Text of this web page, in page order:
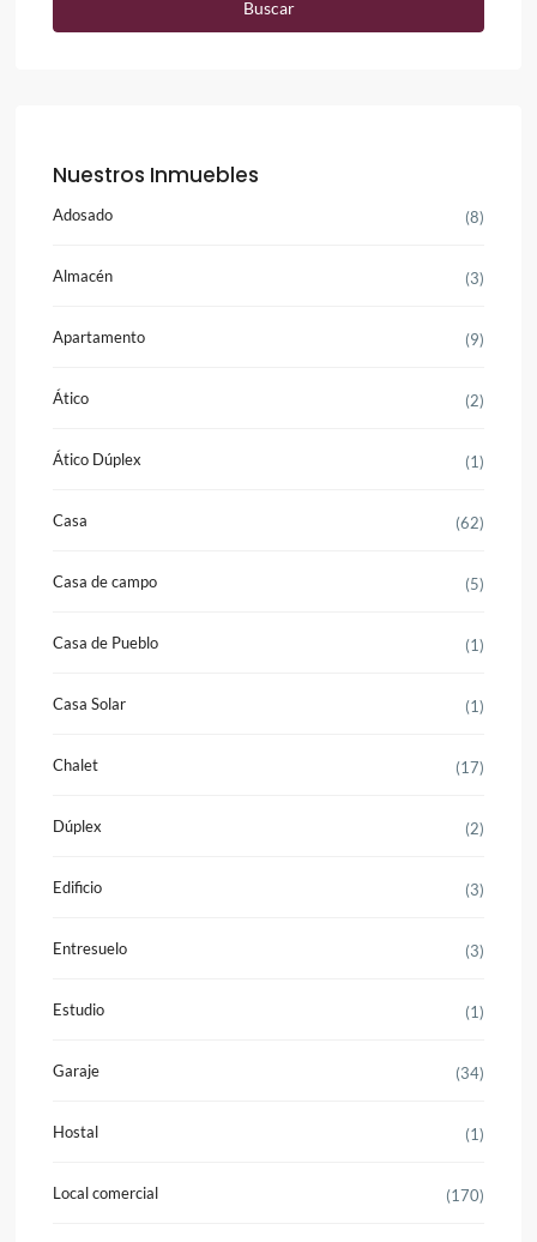
Buscar
Nuestros Inmuebles
Adosado (8)
Almacén (3)
Apartamento (9)
Ático (2)
Ático Dúplex (1)
Casa (62)
Casa de campo (5)
Casa de Pueblo (1)
Casa Solar (1)
Chalet (17)
Dúplex (2)
Edificio (3)
Entresuelo (3)
Estudio (1)
Garaje (34)
Hostal (1)
Local comercial (170)